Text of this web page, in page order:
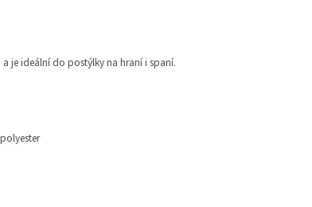
je ideální do postýlky na hraní i spaní.